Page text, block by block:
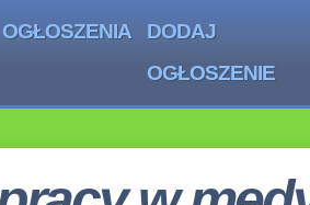
OGŁOSZENIA
DODAJ
OGŁOSZENIE